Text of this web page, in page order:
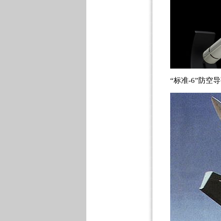
“标准-6”防空